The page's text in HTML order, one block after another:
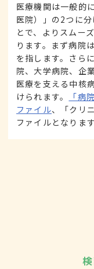
医療機関は一般的
医院）」の2つに
とで、よりスムー
ります。まず病院
を指します。さら
院、大学病院、企
医療を支える中核
けられます。
「病
ファイル、「クリ
ファイルとなります